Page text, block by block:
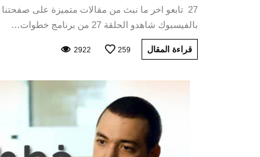
27 تابعو اخر ما نبث من مقالات متميزة على صفحتنا
بالفيسبوك شاهدو الحلقة 27 من برنامج خطوات…
قراءة المقال 259
2922